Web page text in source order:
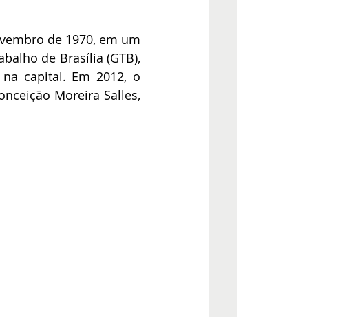
de 1970, em um
de Brasília (GTB),
capital. Em 2012, o
Moreira Salles,